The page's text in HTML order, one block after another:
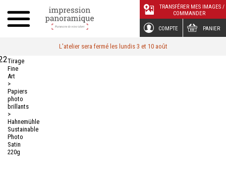
COMPTE PANIER
TRANSFÉRER MES IMAGES /
COMMANDER
L'atelier sera fermé les lundis 3 et 10 août
Tirage
Fine
Art
>
Papiers
photo
brillants
>
Hahnemühle
Sustainable
Photo
Satin
220g